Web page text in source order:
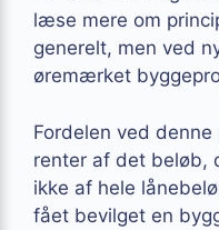
læse mere om
generelt, men ved
øremærket
Fordelen ved
renter af det beløb,
ikke af hele
fået bevilget en